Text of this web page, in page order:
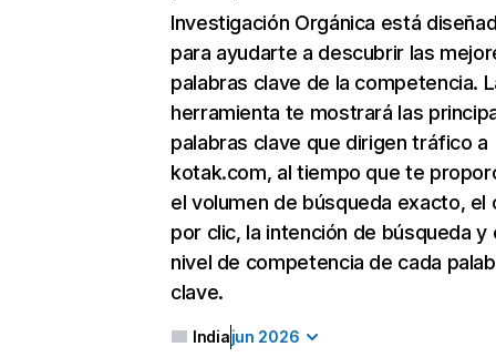
Investigación Orgánica está
para ayudarte a descubrir las
palabras clave de la competencia.
herramienta te mostrará las
palabras clave que dirigen tráfico a
kotak.com, al tiempo que te
el volumen de búsqueda exacto, el
por clic, la intención de búsqueda y
nivel de competencia de cada
clave.
Indiajun 2026